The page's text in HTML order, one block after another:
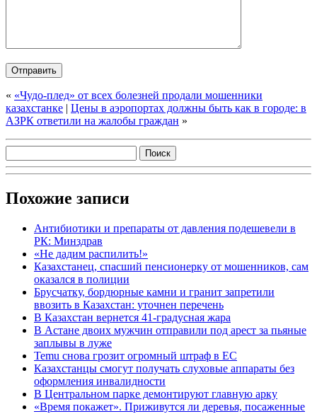
« «Чудо-плед» от всех болезней продали мошенники
казахстанке | Цены в аэропортах должны быть как в городе: в
АЗРК ответили на жалобы граждан »
Похожие записи
Антибиотики и препараты от давления подешевели в
РК: Минздрав
«Не дадим распилить!»
Казахстанец, спасший пенсионерку от мошенников, сам
оказался в полиции
Брусчатку, бордюрные камни и гранит запретили
ввозить в Казахстан: уточнен перечень
В Казахстан вернется 41-градусная жара
В Астане двоих мужчин отправили под арест за пьяные
заплывы в луже
Temu снова грозит огромный штраф в ЕС
Казахстанцы смогут получать слуховые аппараты без
оформления инвалидности
В Центральном парке демонтируют главную арку
«Время покажет». Приживутся ли деревья, посаженные